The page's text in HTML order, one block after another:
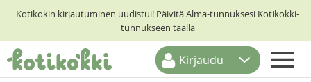
Kotikokin kirjautuminen uudistui! Päivitä Alma-tunnuksesi Kotikokki-
tunnukseen täällä
Kirjaudu